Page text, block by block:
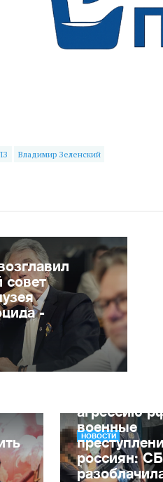
Владимир Зеленский
совет
-
НОВОСТИ
агрессию
военные
россиян: